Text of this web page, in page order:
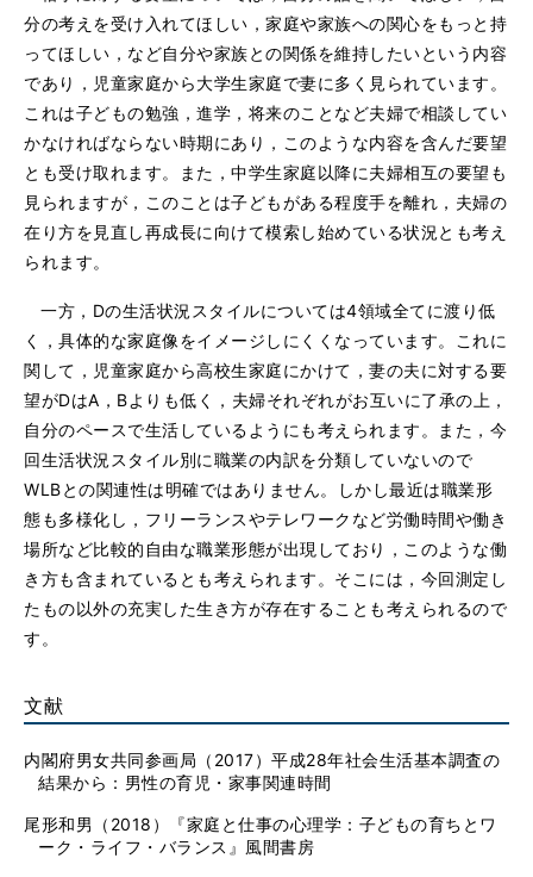
分の考えを受け入れてほしい，家庭や家族への関心をもっと持
ってほしい，など自分や家族との関係を維持したいという内容
であり，児童家庭から大学生家庭で妻に多く見られています。
これは子どもの勉強，進学，将来のことなど夫婦で相談してい
かなければならない時期にあり，このような内容を含んだ要望
とも受け取れます。また，中学生家庭以降に夫婦相互の要望も
見られますが，このことは子どもがある程度手を離れ，夫婦の
在り方を見直し再成長に向けて模索し始めている状況とも考え
られます。
一方，Dの生活状況スタイルについては4領域全てに渡り低
く，具体的な家庭像をイメージしにくくなっています。これに
関して，児童家庭から高校生家庭にかけて，妻の夫に対する要
望がDはA，Bよりも低く，夫婦それぞれがお互いに了承の上，
自分のペースで生活しているようにも考えられます。また，今
回生活状況スタイル別に職業の内訳を分類していないので
WLBとの関連性は明確ではありません。しかし最近は職業形
態も多様化し，フリーランスやテレワークなど労働時間や働き
場所など比較的自由な職業形態が出現しており，このような働
き方も含まれているとも考えられます。そこには，今回測定し
たもの以外の充実した生き方が存在することも考えられるので
す。
文献
内閣府男女共同参画局（2017）平成28年社会生活基本調査の
結果から：男性の育児・家事関連時間
尾形和男（2018）『家庭と仕事の心理学：子どもの育ちとワ
ーク・ライフ・バランス』風間書房